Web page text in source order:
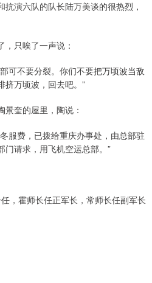
演六队的队长陆万美谈的很热烈，
只唉了一声说：
可不要分裂。你们不要把万顷波当敌
挤万顷波，回去吧。”
奎的屋里，陶说：
服费，已拨给重庆办事处，由总部驻
门请求，用飞机空运总部。”
，霍师长任正军长，常师长任副军长